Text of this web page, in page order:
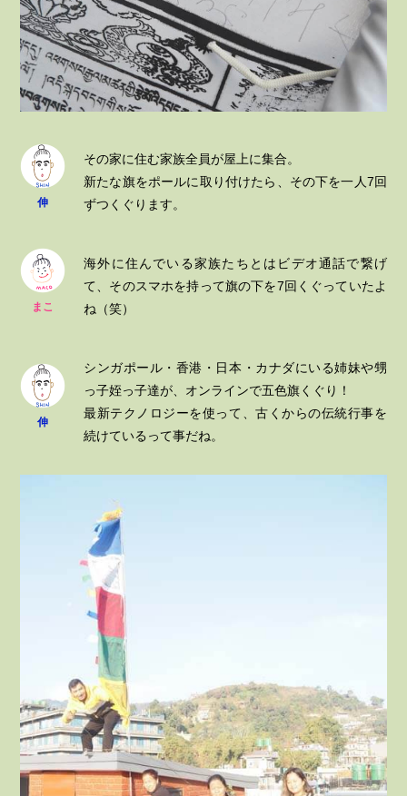
伸
その家に住む家族全員が屋上に集合。
新たな旗をポールに取り付けたら、その下を一人7回
ずつくぐります。
まこ
海外に住んでいる家族たちとはビデオ通話で繋げ
て、そのスマホを持って旗の下を7回くぐっていたよ
ね（笑）
伸
シンガポール・香港・日本・カナダにいる姉妹や甥
っ子姪っ子達が、オンラインで五色旗くぐり！
最新テクノロジーを使って、古くからの伝統行事を
続けているって事だね。